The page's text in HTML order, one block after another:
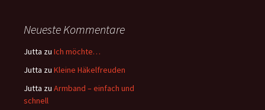
Neueste Kommentare
Jutta zu Ich möchte…
Jutta zu Kleine Häkelfreuden
Jutta zu Armband – einfach und
schnell